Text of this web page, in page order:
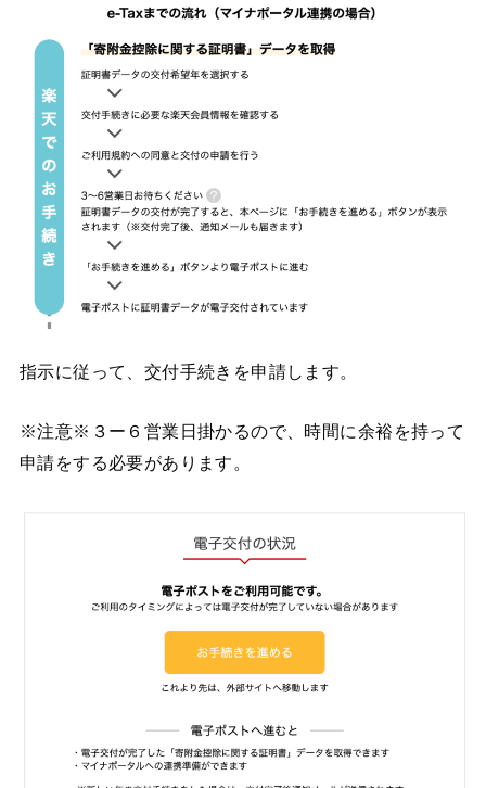
指示に従って、交付手続きを申請します。
※注意※３ー６営業日掛かるので、時間に余裕を持って
申請をする必要があります。